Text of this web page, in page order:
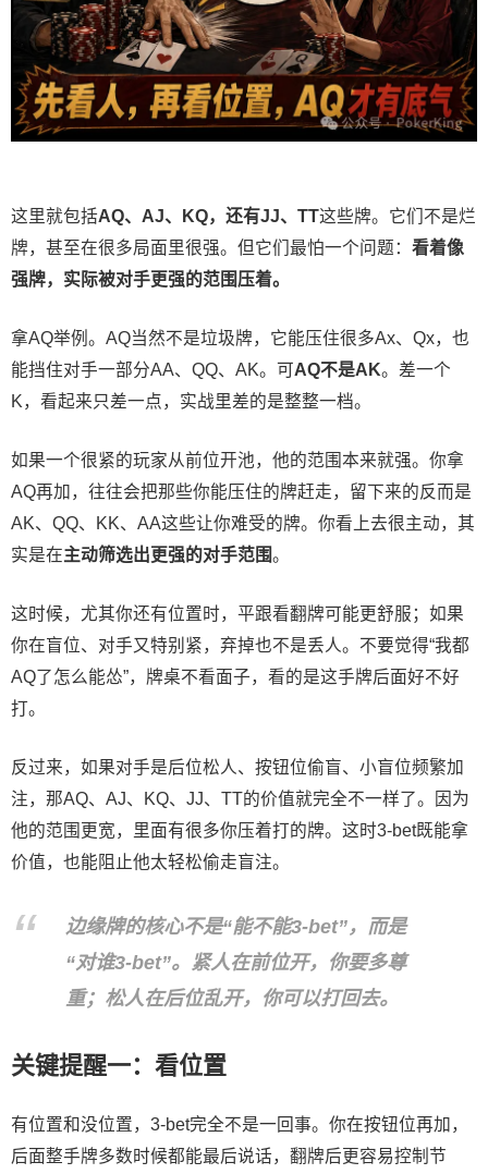
这里就包括AQ、AJ、KQ，还有JJ、TT这些牌。它们不是烂
牌，甚至在很多局面里很强。但它们最怕一个问题： 看着像
强牌，实际被对手更强的范围压着。
拿AQ举例。AQ当然不是垃圾牌，它能压住很多Ax、Qx，也
能挡住对手一部分AA、QQ、AK。可AQ不是AK。差一个
K，看起来只差一点，实战里差的是整整一档。
如果一个很紧的玩家从前位开池，他的范围本来就强。你拿
AQ再加，往往会把那些你能压住的牌赶走，留下来的反而是
AK、QQ、KK、AA这些让你难受的牌。你看上去很主动，其
实是在主动筛选出更强的对手范围。
这时候，尤其你还有位置时，平跟看翻牌可能更舒服；如果
你在盲位、对手又特别紧，弃掉也不是丢人。不要觉得“我都
AQ了怎么能怂”，牌桌不看面子，看的是这手牌后面好不好
打。
反过来，如果对手是后位松人、按钮位偷盲、小盲位频繁加
注，那AQ、AJ、KQ、JJ、TT的价值就完全不一样了。因为
他的范围更宽，里面有很多你压着打的牌。这时3-bet既能拿
价值，也能阻止他太轻松偷走盲注。
边缘牌的核心不是“能不能3-bet”，而是
“对谁3-bet”。紧人在前位开，你要多尊
重；松人在后位乱开，你可以打回去。
关键提醒一：看位置
有位置和没位置，3-bet完全不是一回事。你在按钮位再加，
后面整手牌多数时候都能最后说话，翻牌后更容易控制节